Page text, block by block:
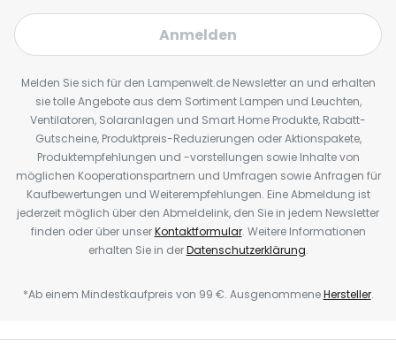
Anmelden
Melden Sie sich für den Lampenwelt.de Newsletter an und erhalten
sie tolle Angebote aus dem Sortiment Lampen und Leuchten,
Ventilatoren, Solaranlagen und Smart Home Produkte, Rabatt-
Gutscheine, Produktpreis-Reduzierungen oder Aktionspakete,
Produktempfehlungen und -vorstellungen sowie Inhalte von
möglichen Kooperationspartnern und Umfragen sowie Anfragen für
Kaufbewertungen und Weiterempfehlungen. Eine Abmeldung ist
jederzeit möglich über den Abmeldelink, den Sie in jedem Newsletter
finden oder über unserKontaktformular. Weitere Informationen
erhalten Sie in derDatenschutzerklärung.
*Ab einem Mindestkaufpreis von 99 €. AusgenommeneHersteller.